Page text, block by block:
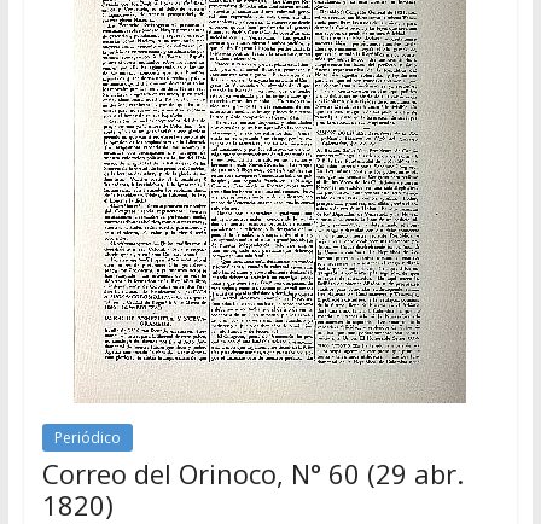
Periódico
Correo del Orinoco, N° 60 (29 abr.
1820)